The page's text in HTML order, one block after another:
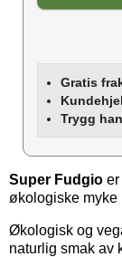
Gratis
Trygg
Super Fudgio er
økologiske myke
Økologisk og
naturlig smak av